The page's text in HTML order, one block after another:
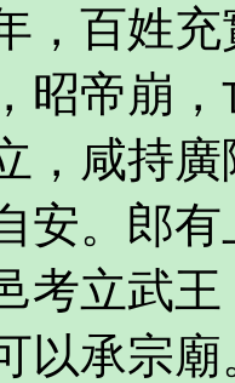
，百姓
帝崩，
，咸持
安。郎
考立武
以承宗